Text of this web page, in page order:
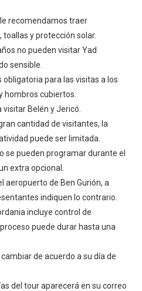
recomendamos traer
y protección solar.
no pueden visitar Yad
sensible.
obligatoria para las visitas a los
hombros cubiertos.
Belén y Jericó.
cantidad de visitantes, la
puede ser limitada.
se pueden programar durante el
extra opcional.
aeropuerto de Ben Gurión, a
indiquen lo contrario.
incluye control de
puede durar hasta una
de acuerdo a su día de
del tour aparecerá en su correo